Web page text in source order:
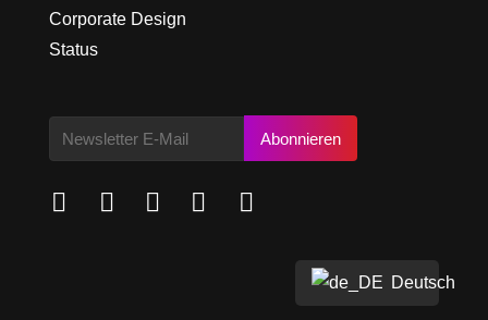
Corporate Design
Status
Abonnieren
    
Deutsch